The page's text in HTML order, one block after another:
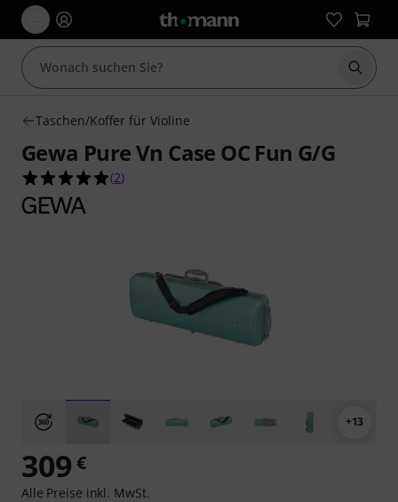
Suche
Taschen/Koffer für Violine
Gewa Pure Vn Case OC Fun G/G
5.0 von 5 Sternen aus 2 Kundenbewertungen
(2)
+13
309 €
Alle Preise inkl. MwSt.